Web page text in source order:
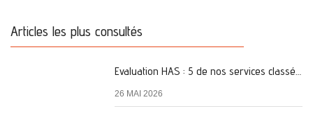
Articles les plus consultés
Evaluation HAS : 5 de nos services classés A
26 MAI 2026